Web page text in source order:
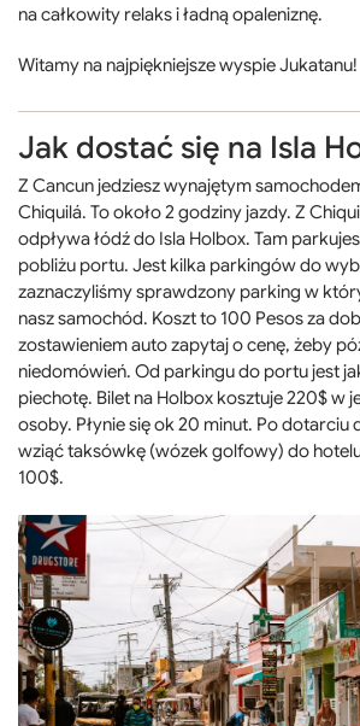
na całkowity relaks i ładną opaleniznę.
Witamy na najpiękniejsze wyspie Jukatanu!
Jak dostać się na Isla
Z Cancun jedziesz wynajętym
Chiquilá. To około 2 godziny jazdy. Z
odpływa łódź do Isla Holbox. Tam
pobliżu portu. Jest kilka parkingów do
zaznaczyliśmy sprawdzony parking w
nasz samochód. Koszt to 100 Pesos za
zostawieniem auto zapytaj o cenę, żeby
niedomówień. Od parkingu do portu jest
piechotę. Bilet na Holbox kosztuje 220$ w
osoby. Płynie się ok 20 minut. Po dotarciu
wziąć taksówkę (wózek golfowy) do
100$.